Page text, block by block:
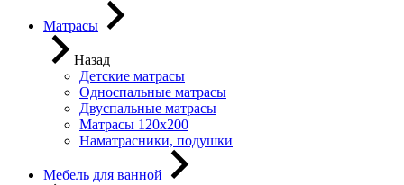
Матрасы
Назад
Детские матрасы
Односпальные матрасы
Двуспальные матрасы
Матрасы 120х200
Наматрасники, подушки
Мебель для ванной